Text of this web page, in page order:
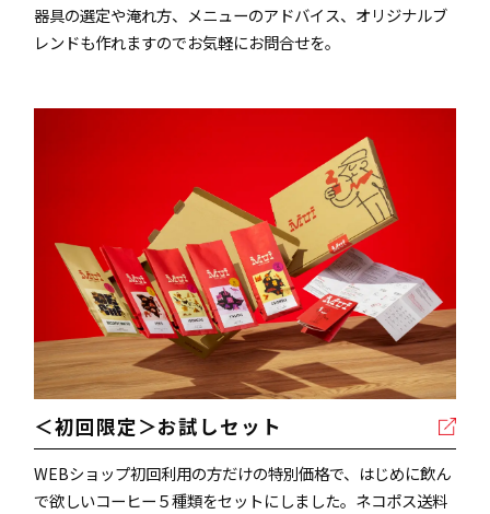
器具の選定や淹れ方、メニューのアドバイス、オリジナルブ
レンドも作れますのでお気軽にお問合せを。
＜初回限定＞お試しセット
WEBショップ初回利用の方だけの特別価格で、はじめに飲ん
で欲しいコーヒー５種類をセットにしました。ネコポス送料